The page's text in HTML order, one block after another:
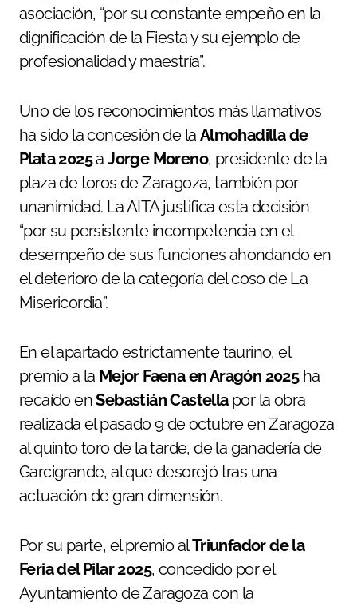
asociación, “por su constante empeño en la
dignificación de la Fiesta y su ejemplo de
profesionalidad y maestría”.
Uno de los reconocimientos más llamativos
ha sido la concesión de la Almohadilla de
Plata 2025aJorge Moreno, presidente de la
plaza de toros de Zaragoza, también por
unanimidad. La AITA justifica esta decisión
“por su persistente incompetencia en el
desempeño de sus funciones ahondando en
el deterioro de la categoría del coso de La
Misericordia”.
En el apartado estrictamente taurino, el
premio a la Mejor Faena en Aragón 2025ha
recaído enSebastián Castellapor la obra
realizada el pasado 9 de octubre en Zaragoza
al quinto toro de la tarde, de la ganadería de
Garcigrande, al que desorejó tras una
actuación de gran dimensión.
Por su parte, el premio alTriunfador de la
Feria del Pilar 2025, concedido por el
Ayuntamiento de Zaragoza con la